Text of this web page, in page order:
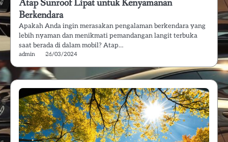
Atap Sunroof Lipat untuk Kenyamanan
Berkendara
Apakah Anda ingin merasakan pengalaman berkendara yang
lebih nyaman dan menikmati pemandangan langit terbuka
saat berada di dalam mobil? Atap…
admin 26/03/2024